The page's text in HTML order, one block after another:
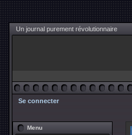
Un journal purement révolutionnaire
Se connecter
Menu